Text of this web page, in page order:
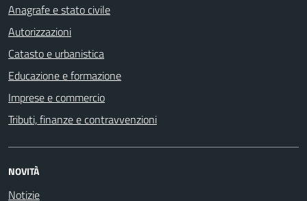
Anagrafe e stato civile
Autorizzazioni
Catasto e urbanistica
Educazione e formazione
Imprese e commercio
Tributi, finanze e contravvenzioni
NOVITÀ
Notizie